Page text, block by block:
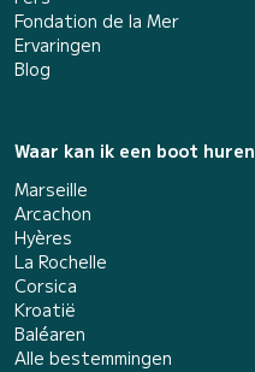
Fondation de la Mer
Ervaringen
Blog
Waar kan ik een boot huren
Marseille
Arcachon
Hyères
La Rochelle
Corsica
Kroatië
Baléaren
Alle bestemmingen